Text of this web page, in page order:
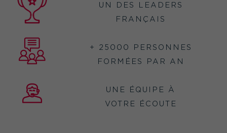
UN DES LEADERS
FRANÇAIS
+ 25000 PERSONNES
FORMÉES PAR AN
UNE ÉQUIPE À
VOTRE ÉCOUTE